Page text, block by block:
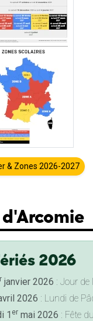
& Zones 2026-2027
d'Arcomie
2026
janvier 2026 : Jour de
2026 : Lundi de
1 ermai 2026 : Fête